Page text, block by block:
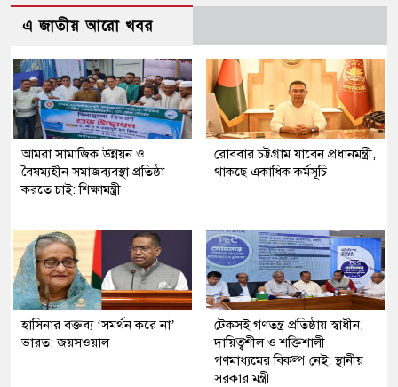
এ জাতীয় আরো খবর
আমরা সামাজিক উন্নয়ন ও
বৈষম্যহীন সমাজব্যবস্থা প্রতিষ্ঠা
করতে চাই: শিক্ষামন্ত্রী
রোববার চট্টগ্রাম যাবেন প্রধানমন্ত্রী,
থাকছে একাধিক কর্মসূচি
হাসিনার বক্তব্য ‘সমর্থন করে না’
ভারত: জয়সওয়াল
টেকসই গণতন্ত্র প্রতিষ্ঠায় স্বাধীন,
দায়িত্বশীল ও শক্তিশালী
গণমাধ্যমের বিকল্প নেই: স্থানীয়
সরকার মন্ত্রী